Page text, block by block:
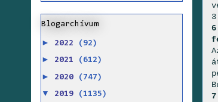
Blogarchívum
► 2022 (92)
► 2021 (612)
► 2020 (747)
▼ 2019 (1135)